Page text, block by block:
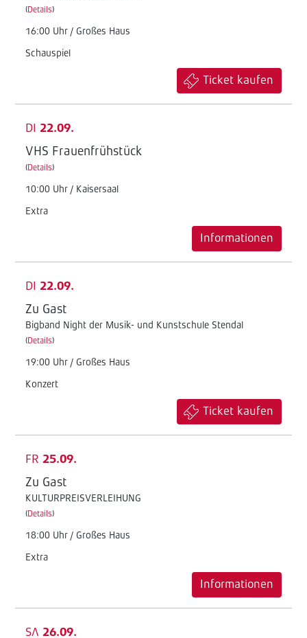
(Details)
16:00 Uhr / Großes Haus
Schauspiel
Ticket kaufen
DI 22.09.
VHS Frauenfrühstück
(Details)
10:00 Uhr / Kaisersaal
Extra
Informationen
DI 22.09.
Zu Gast
Bigband Night der Musik- und Kunstschule Stendal
(Details)
19:00 Uhr / Großes Haus
Konzert
Ticket kaufen
FR 25.09.
Zu Gast
KULTURPREISVERLEIHUNG
(Details)
18:00 Uhr / Großes Haus
Extra
Informationen
SA 26.09.